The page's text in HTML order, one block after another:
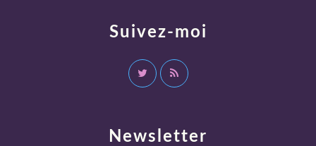
Newsletter
Suivez-moi